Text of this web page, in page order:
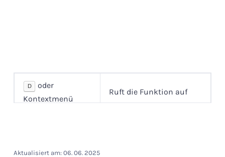
D
oder
Kontextmenü
Ruft die Funktion auf
Aktualisiert am: 06. 06. 2025